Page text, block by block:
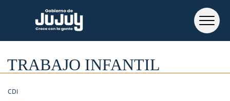
TRABAJO INFANTIL
CDI